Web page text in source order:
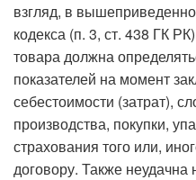
взгляд, в
кодекса (п. 3, ст. 438 ГК
товара должна
показателей на момент
себестоимости (затрат),
производства, покупки,
страхования того или,
договору. Также